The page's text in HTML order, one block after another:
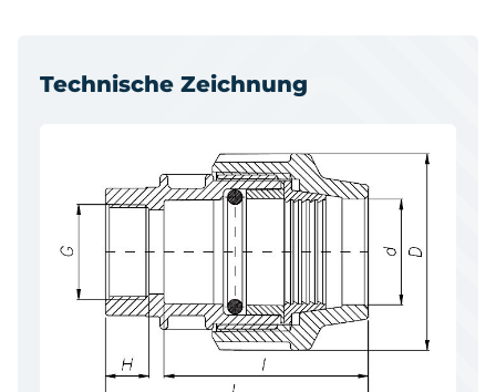
Technische Zeichnung